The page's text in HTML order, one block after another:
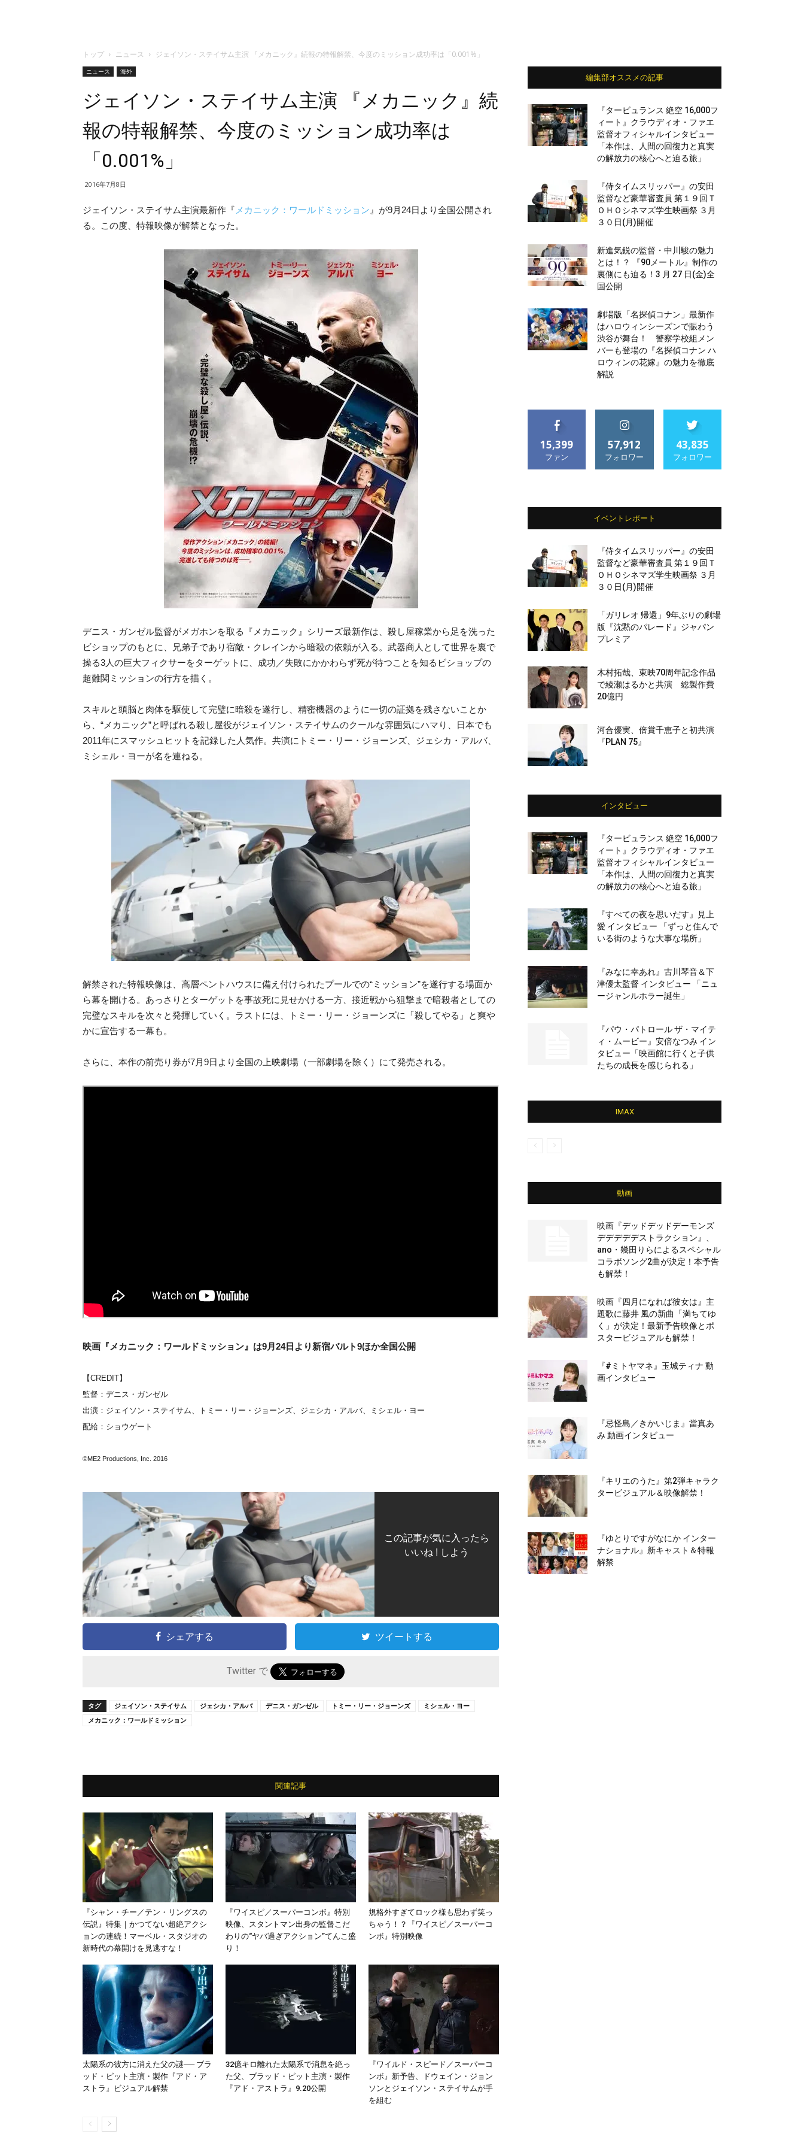
トップ ニュース ジェイソン・ステイサム主演 『メカニック』続報の特報解禁、今度のミッション成功率は「0.001%」
ニュース 海外
ジェイソン・ステイサム主演 『メカニック』続
報の特報解禁、今度のミッション成功率は
「0.001%」
2016年7月8日
ジェイソン・ステイサム主演最新作『 メカニック：ワールドミッション 』が9月24日より全国公開され
る。この度、特報映像が解禁となった。
デニス・ガンゼル監督がメガホンを取る『メカニック』シリーズ最新作は、殺し屋稼業から足を洗った
ビショップのもとに、兄弟子であり宿敵・クレインから暗殺の依頼が入る。武器商人として世界を裏で
操る3人の巨大フィクサーをターゲットに、成功／失敗にかかわらず死が待つことを知るビショップの
超難関ミッションの行方を描く。
スキルと頭脳と肉体を駆使して完璧に暗殺を遂行し、精密機器のように一切の証拠を残さないことか
ら、“メカニック”と呼ばれる殺し屋役がジェイソン・ステイサムのクールな雰囲気にハマり、日本でも
2011年にスマッシュヒットを記録した人気作。共演にトミー・リー・ジョーンズ、ジェシカ・アルバ、
ミシェル・ヨーが名を連ねる。
解禁された特報映像は、高層ペントハウスに備え付けられたプールでの“ミッション”を遂行する場面か
ら幕を開ける。あっさりとターゲットを事故死に見せかける一方、接近戦から狙撃まで暗殺者としての
完璧なスキルを次々と発揮していく。ラストには、トミー・リー・ジョーンズに「殺してやる」と爽や
かに宣告する一幕も。
さらに、本作の前売り券が7月9日より全国の上映劇場（一部劇場を除く）にて発売される。
映画『メカニック：ワールドミッション』は9月24日より新宿バルト9ほか全国公開
【CREDIT】
監督：デニス・ガンゼル
出演：ジェイソン・ステイサム、トミー・リー・ジョーンズ、ジェシカ・アルバ、ミシェル・ヨー
配給：ショウゲート
©ME2 Productions, Inc. 2016
この記事が気に入ったら
いいね ! しよう
シェアする ツイートする
Twitter で
タグ ジェイソン・ステイサム ジェシカ・アルバ デニス・ガンゼル トミー・リー・ジョーンズ
ミシェル・ヨー
メカニック：ワールドミッション
関連記事
『シャン・チー／テン・リングスの
伝説』特集｜かつてない超絶アクシ
ョンの連続！マーベル・スタジオの
新時代の幕開けを見逃すな！
『ワイスピ／スーパーコンボ』特別
映像、スタントマン出身の監督こだ
わりの“ヤバ過ぎアクション”てんこ盛
り！
規格外すぎてロック様も思わず笑っ
ちゃう！？『ワイスピ／スーパーコ
ンボ』特別映像
太陽系の彼方に消えた父の謎── ブラ
ッド・ピット主演・製作『アド・ア
ストラ』ビジュアル解禁
32億キロ離れた太陽系で消息を絶っ
た父、ブラッド・ピット主演・製作
『アド・アストラ』9.20公開
『ワイルド・スピード／スーパーコ
ンボ』新予告、ドウェイン・ジョン
ソンとジェイソン・ステイサムが手
を組む
編集部オススメの記事
『タービュランス 絶空 16,000フ
ィート』クラウディオ・ファエ
監督オフィシャルインタビュー
「本作は、人間の回復力と真実
の解放力の核心へと迫る旅」
『侍タイムスリッパー』の安田
監督など豪華審査員 第１９回Ｔ
ＯＨＯシネマズ学生映画祭 ３月
３０日(月)開催
新進気鋭の監督・中川駿の魅力
とは！？ 『90メートル』制作の
裏側にも迫る！3 月 27 日(金)全
国公開
劇場版「名探偵コナン」最新作
はハロウィンシーズンで賑わう
渋谷が舞台！ 警察学校組メン
バーも登場の『名探偵コナン ハ
ロウィンの花嫁』の魅力を徹底
解説
15,399
ファン
57,912
フォロワー
43,835
フォロワー
イベントレポート
『侍タイムスリッパー』の安田
監督など豪華審査員 第１９回Ｔ
ＯＨＯシネマズ学生映画祭 ３月
３０日(月)開催
「ガリレオ 帰還」9年ぶりの劇場
版『沈黙のパレード』ジャパン
プレミア
木村拓哉、東映70周年記念作品
で綾瀬はるかと共演 総製作費
20億円
河合優実、倍賞千恵子と初共演
『PLAN 75』
インタビュー
『タービュランス 絶空 16,000フ
ィート』クラウディオ・ファエ
監督オフィシャルインタビュー
「本作は、人間の回復力と真実
の解放力の核心へと迫る旅」
『すべての夜を思いだす』見上
愛 インタビュー 「ずっと住んで
いる街のような大事な場所」
『みなに幸あれ』古川琴音＆下
津優太監督 インタビュー 「ニュ
ージャンルホラー誕生」
『パウ・パトロール ザ・マイテ
ィ・ムービー』安倍なつみ イン
タビュー「映画館に行くと子供
たちの成長を感じられる」
IMAX
動画
映画『デッドデッドデーモンズ
デデデデデストラクション』、
ano・幾田りらによるスペシャル
コラボソング2曲が決定！本予告
も解禁！
映画『四月になれば彼女は』主
題歌に藤井 風の新曲「満ちてゆ
く」が決定！最新予告映像とポ
スタービジュアルも解禁！
『#ミトヤマネ』玉城ティナ 動
画インタビュー
『忌怪島／きかいじま』當真あ
み 動画インタビュー
『キリエのうた』第2弾キャラク
タービジュアル＆映像解禁！
『ゆとりですがなにか インター
ナショナル』新キャスト＆特報
解禁